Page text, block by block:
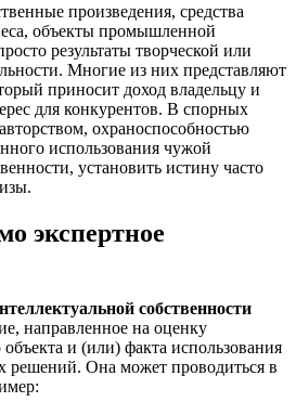
произведения, средства
объекты промышленной
результаты творческой или
Многие из них представляют
приносит доход владельцу и
для конкурентов. В спорных
охраноспособностью
использования чужой
установить истину часто
экспертное
собственности
направленное на оценку
и (или) факта использования
решений. Она может проводиться в